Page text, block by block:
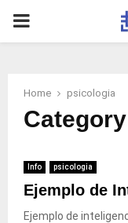
PRIMARY
Home psicologia
Info psicologia
Ejemplo de
Ejemplo de